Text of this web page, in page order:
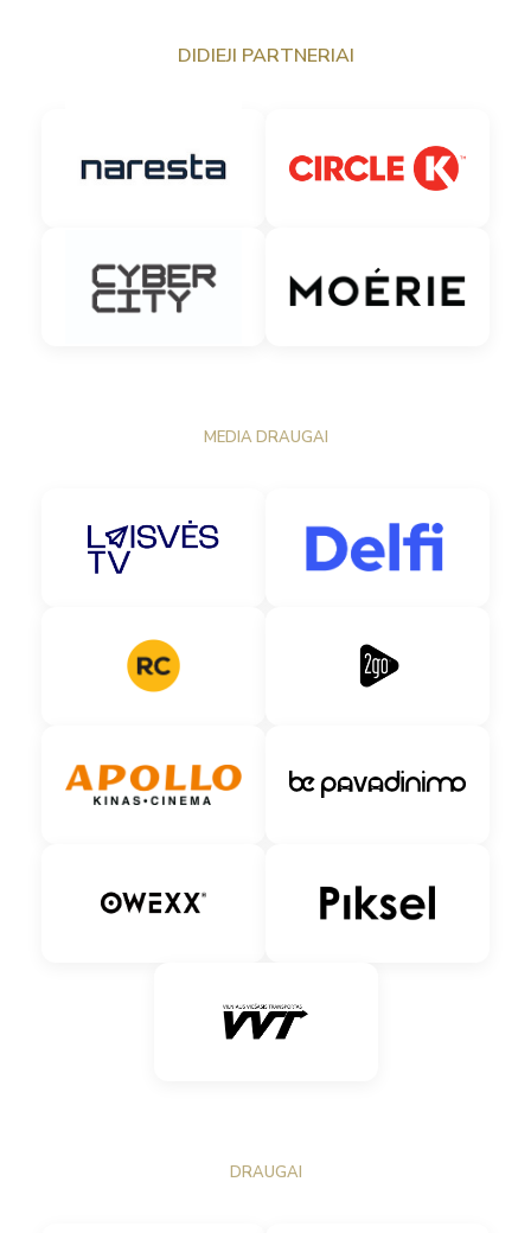
DIDIEJI PARTNERIAI
DRAUGAI
MEDIA DRAUGAI